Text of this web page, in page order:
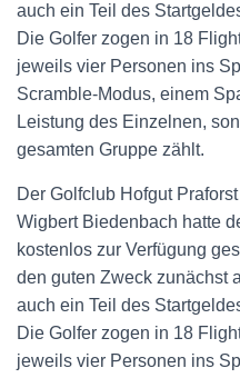
auch ein Teil des
Die Golfer zogen in 18
jeweils vier Personen ins
Scramble-Modus, einem
Leistung des Einzelnen,
gesamten Gruppe zählt.
Der Golfclub Hofgut
Wigbert Biedenbach hatte
kostenlos zur Verfügung
den guten Zweck zunächst
auch ein Teil des
Die Golfer zogen in 18
jeweils vier Personen ins